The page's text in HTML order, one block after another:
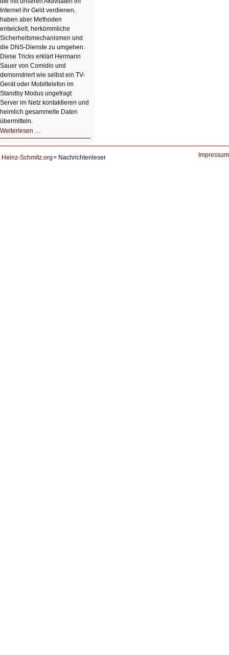
Internet ihr Geld verdienen,
haben aber Methoden
entwickelt, herkömmliche
Sicherheitsmechanismen und
die DNS-Dienste zu umgehen.
Diese Tricks erklärt Hermann
Sauer von Comidio und
demonstriert wie selbst ein TV-
Gerät oder Mobiltelefon im
Standby Modus ungefragt
Server im Netz kontaktieren und
heimlich gesammelte Daten
übermitteln.
Weiterlesen …
DNS
Heinz-Schmitz.org
Nachrichtenleser Impressum